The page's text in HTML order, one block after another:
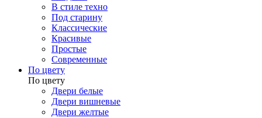
В стиле техно
Под старину
Классические
Красивые
Простые
Современные
По цвету
По цвету
Двери белые
Двери вишневые
Двери желтые